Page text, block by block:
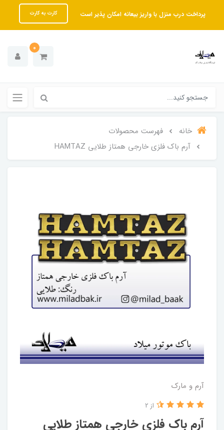
پرداخت درب منزل با واریز بیعانه امکان پذیر است کارت به کارت
0
خانه
فهرست محصولات
آرم باک فلزی خارجی همتاز طلایی HAMTAZ
آرم و مارک
آرم باک فلزی خارجی همتاز طلایی
از 2